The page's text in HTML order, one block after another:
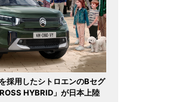
採用したシトロエンのBセグ
HYBRID」が日本上陸